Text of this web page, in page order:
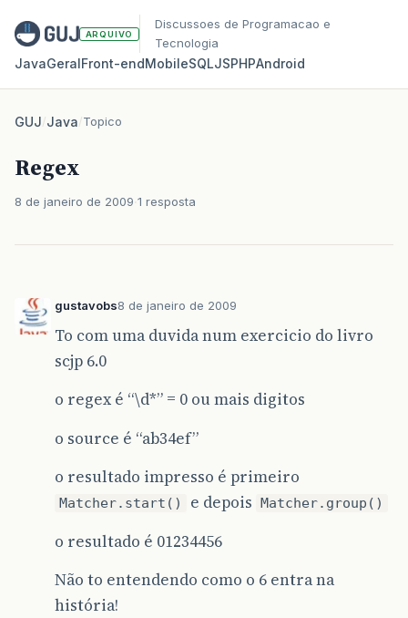
ARQUIVO
Discussoes de Programacao e
Tecnologia
JavaGeralFront‑endMobileSQLJSPHPAndroid
GUJ/Java/Topico
Regex
8 de janeiro de 2009 1 resposta
gustavobs8 de janeiro de 2009
To com uma duvida num exercicio do livro
scjp 6.0
o regex é “\d*” = 0 ou mais digitos
o source é “ab34ef”
o resultado impresso é primeiro
Matcher.start() e depois Matcher.group()
o resultado é 01234456
Não to entendendo como o 6 entra na
história!